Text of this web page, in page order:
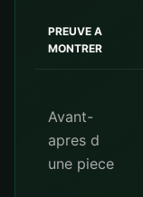
PREUVE A
MONTRER
Avant-
apres d
une piece